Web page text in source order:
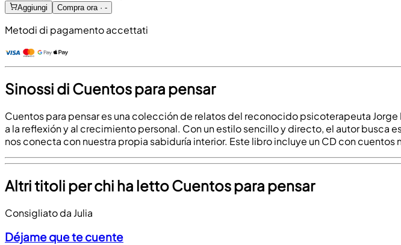
Aggiungi Compra ora · -
Metodi di pagamento accettati
Sinossi di Cuentos para pensar
Cuentos para pensar es una colección de relatos del reconocido psicoterapeuta
a la reflexión y al crecimiento personal. Con un estilo sencillo y directo, el autor busca
nos conecta con nuestra propia sabiduría interior. Este libro incluye un CD con cuentos
Altri titoli per chi ha letto Cuentos para pensar
Consigliato da Julia
Déjame que te cuente